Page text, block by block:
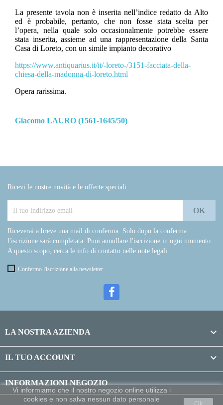
La presente tavola non è inserita nell’indice redatto da Alto
ed è probabile, pertanto, che non fosse stata scelta per
l’opera, nella quale solo occasionalmente potrebbe essere
stata inserita, assieme ad una rappresentazione della Santa
Casa di Loreto, con un simile impianto decorativo
https://www.antiquarius.it/it/-loreto-/3151-facciata-della-
chiesa-della-madonna-di-loreto.html
Opera rarissima.
Giacomo LAURO (1561-1645/50)
Ricevi le nostre novità e le offerte speciali
Riceverai a breve una mail di conferma. Solo dopo la conferma
l'iscrizione sarà completata. Puoi annullare l'iscrizione in ogni momento.
A questo scopo, cerca le info di contatto nelle note legali.
Confermo l'iscrizione alla newsletter
LA NOSTRA AZIENDA 
IL TUO ACCOUNT 
INFORMAZIONI NEGOZIO
Vi informiamo che il nostro negozio online utilizza i
cookies e non salva nessun dato personale